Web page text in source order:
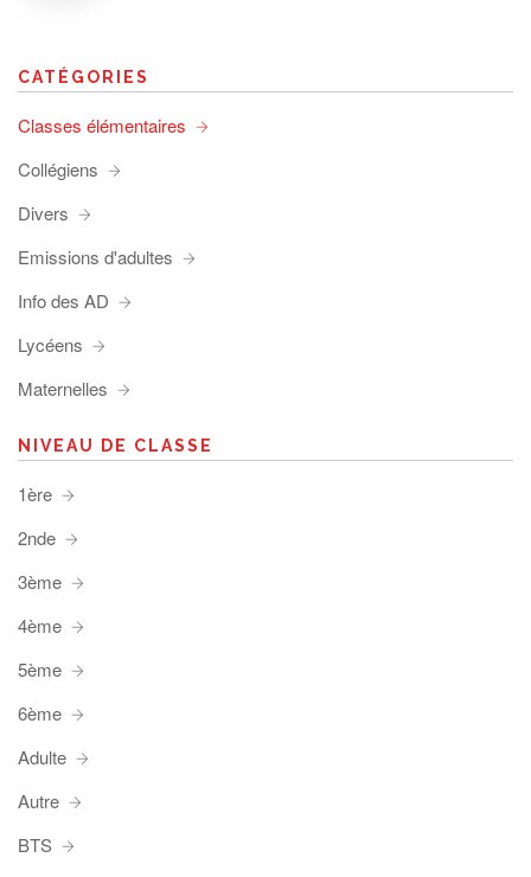
CATÉGORIES
Classes élémentaires
Collégiens
Divers
Emissions d'adultes
Info des AD
Lycéens
Maternelles
NIVEAU DE CLASSE
1ère
2nde
3ème
4ème
5ème
6ème
Adulte
Autre
BTS